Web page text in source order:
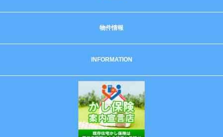
物件情報
INFORMATION